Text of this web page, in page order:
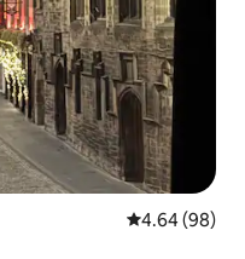
平均评分 4.64
4.64 (98)